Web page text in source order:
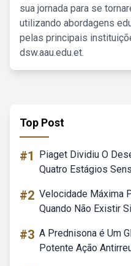
sua jornada para se
utilizando abordagens
pelas principais
dsw.aau.edu.et.
Top Post
#1
Piaget Dividiu O
Quatro Estágios
#2 Velocidade Máxima
Quando Não Existir
#3 A Prednisona é Um
Potente Ação